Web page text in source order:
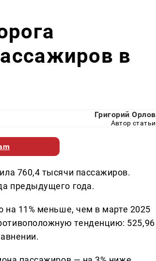
в
Григорий Орлов
Автор статьи
760,4 тысячи пассажиров.
предыдущего года.
на 11% меньше, чем в марте 2025
тенденцию: 525,96